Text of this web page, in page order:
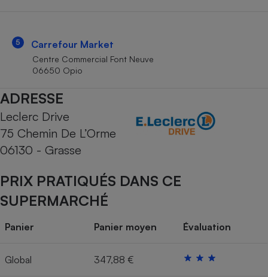
5 Carrefour Market
Centre Commercial Font Neuve
06650 Opio
ADRESSE
Leclerc Drive
75 Chemin De L’Orme
06130 - Grasse
PRIX PRATIQUÉS DANS CE
SUPERMARCHÉ
Panier Panier moyen Évaluation
Global 347,88 €
Cafetière à expressos
Robot ménager